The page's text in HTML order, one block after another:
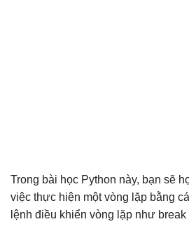
Trong bài học Python này, bạn sẽ
việc thực hiện một vòng lặp bằng
lệnh điều khiển vòng lặp như break